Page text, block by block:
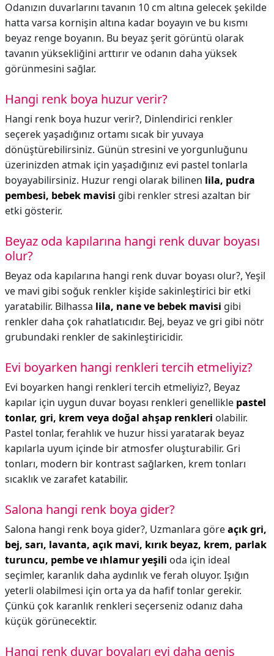
Odanızın duvarlarını tavanın 10 cm altına gelecek şekilde
hatta varsa kornişin altına kadar boyayın ve bu kısmı
beyaz renge boyanın. Bu beyaz şerit görüntü olarak
tavanın yüksekliğini arttırır ve odanın daha yüksek
görünmesini sağlar.
Hangi renk boya huzur verir?
Hangi renk boya huzur verir?, Dinlendirici renkler
seçerek yaşadığınız ortamı sıcak bir yuvaya
dönüştürebilirsiniz. Günün stresini ve yorgunluğunu
üzerinizden atmak için yaşadığınız evi pastel tonlarla
boyayabilirsiniz. Huzur rengi olarak bilinen lila, pudra
pembesi, bebek mavisi gibi renkler stresi azaltan bir
etki gösterir.
Beyaz oda kapılarına hangi renk duvar boyası
olur?
Beyaz oda kapılarına hangi renk duvar boyası olur?, Yeşil
ve mavi gibi soğuk renkler kişide sakinleştirici bir etki
yaratabilir. Bilhassa lila, nane ve bebek mavisi gibi
renkler daha çok rahatlatıcıdır. Bej, beyaz ve gri gibi nötr
grubundaki renkler de sakinleştiricidir.
Evi boyarken hangi renkleri tercih etmeliyiz?
Evi boyarken hangi renkleri tercih etmeliyiz?, Beyaz
kapılar için uygun duvar boyası renkleri genellikle pastel
tonlar, gri, krem veya doğal ahşap renkleri olabilir.
Pastel tonlar, ferahlık ve huzur hissi yaratarak beyaz
kapılarla uyum içinde bir atmosfer oluşturabilir. Gri
tonları, modern bir kontrast sağlarken, krem tonları
sıcaklık ve zarafet katabilir.
Salona hangi renk boya gider?
Salona hangi renk boya gider?, Uzmanlara göreaçık gri,
bej, sarı, lavanta, açık mavi, kırık beyaz, krem, parlak
turuncu, pembe ve ıhlamur yeşili oda için ideal
seçimler, karanlık daha aydınlık ve ferah oluyor. Işığın
yeterli olabilmesi için orta ya da hafif tonlar gerekir.
Çünkü çok karanlık renkleri seçerseniz odanız daha
küçük görünecektir.
Hangi renk duvar boyaları evi daha geniş